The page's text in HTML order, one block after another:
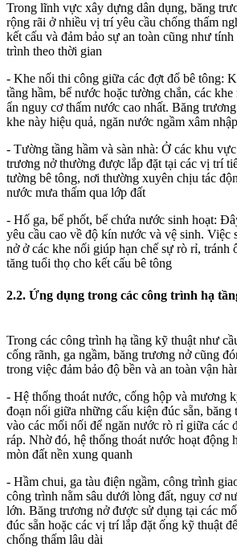
Trong lĩnh vực xây dựng dân dụng, băng
rộng rãi ở nhiều vị trí yêu cầu chống thấm
kết cấu và đảm bảo sự an toàn cũng như
trình theo thời gian
- Khe nối thi công giữa các đợt đổ bê tông:
tầng hầm, bể nước hoặc tường chắn, các
ẩn nguy cơ thấm nước cao nhất. Băng
khe này hiệu quả, ngăn nước ngầm xâm
- Tường tầng hầm và sàn nhà: Ở các khu
trương nở thường được lắp đặt tại các vị trí
tường bê tông, nơi thường xuyên chịu tác
nước mưa thấm qua lớp đất
- Hố ga, bể phốt, bể chứa nước sinh hoạt:
yêu cầu cao về độ kín nước và vệ sinh. Việc
nở ở các khe nối giúp hạn chế sự rò rỉ, tránh
tăng tuổi thọ cho kết cấu bê tông
2.2. Ứng dụng trong các công trình hạ
Trong các công trình hạ tầng kỹ thuật như
cống rãnh, ga ngầm, băng trương nở cũng
trong việc đảm bảo độ bền và an toàn vận
- Hệ thống thoát nước, cống hộp và mương
đoạn nối giữa những cấu kiện đúc sẵn, băng
vào các mối nối để ngăn nước rò rỉ giữa các
ráp. Nhờ đó, hệ thống thoát nước hoạt động
mòn đất nền xung quanh
- Hầm chui, ga tàu điện ngầm, công trình
công trình nằm sâu dưới lòng đất, nguy cơ
lớn. Băng trương nở được sử dụng tại các
đúc sẵn hoặc các vị trí lắp đặt ống kỹ thuật
chống thấm lâu dài